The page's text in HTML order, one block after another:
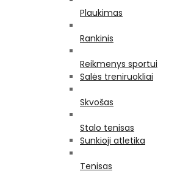
Plaukimas
Rankinis
Reikmenys sportui
Salės treniruokliai
Skvošas
Stalo tenisas
Sunkioji atletika
Tenisas